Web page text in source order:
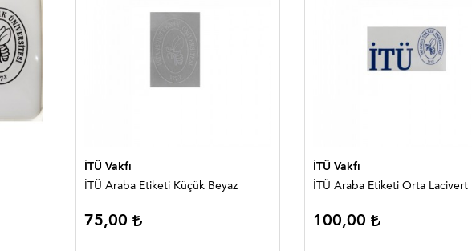
İTÜ Vakfı
İTÜ Araba Etiketi Küçük Beyaz
75,00
İTÜ Vakfı
İTÜ Araba Etiketi Orta Lacivert
100,00